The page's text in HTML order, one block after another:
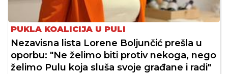
PUKLA KOALICIJA U PULI
Nezavisna lista Lorene Boljunčić prešla u
oporbu: "Ne želimo biti protiv nekoga, nego
želimo Pulu koja sluša svoje građane i radi"